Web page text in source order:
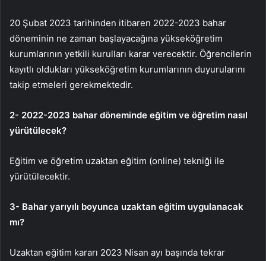
20 Şubat 2023 tarihinden itibaren 2022-2023 bahar
döneminin ne zaman başlayacağına yükseköğretim
kurumlarının yetkili kurulları karar verecektir. Öğrencilerin
kayıtlı oldukları yükseköğretim kurumlarının duyurularını
takip etmeleri gerekmektedir.
2- 2022-2023 bahar döneminde eğitim ve öğretim nasıl
yürütülecek?
Eğitim ve öğretim uzaktan eğitim (online) tekniği ile
yürütülecektir.
3- Bahar yarıyılı boyunca uzaktan eğitim uygulanacak
mı?
Uzaktan eğitim kararı 2023 Nisan ayı başında tekrar